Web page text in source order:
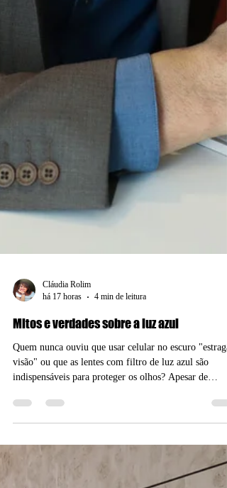
há 17 horas
4 min de leitura
Mitos e verdades sobre a luz azul
Quem nunca ouviu que usar celular no escuro "estraga
indispensáveis para proteger os olhos? Apesar de
amplamente difundidas, essas afirmações não
oftalmologista Dr. Rodrigo Carvalho, da clínica Alpha
Oftalmologia Avançada, boa parte das preocupações
relacionadas à luz azul emitida por celulares,